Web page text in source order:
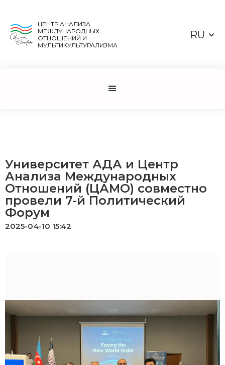
ЦЕНТР АНАЛИЗА
МЕЖДУНАРОДНЫХ
ОТНОШЕНИЙ И
МУЛЬТИКУЛЬТУРАЛИЗМА
RU
Университет АДА и Центр
Анализа Международных
Отношений (ЦАМО) совместно
провели 7-й Политический
Форум
2025-04-10 15:42